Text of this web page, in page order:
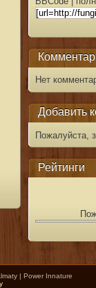
Нет
Добавить
Пожалуйста,
Рейтинги
| Power Innature